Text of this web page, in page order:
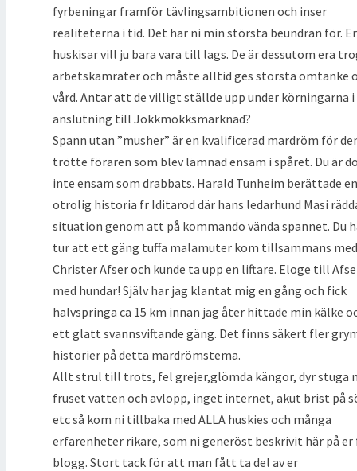
fyrbeningar framför tävlingsambitionen och inser
realiteterna i tid. Det har ni min största beundran för.
huskisar vill ju bara vara till lags. De är dessutom era
arbetskamrater och måste alltid ges största omtanke
vård. Antar att de villigt ställde upp under körningarna i
anslutning till Jokkmokksmarknad?
Spann utan ”musher” är en kvalificerad mardröm för
trötte föraren som blev lämnad ensam i spåret. Du är
inte ensam som drabbats. Harald Tunheim berättade en
otrolig historia fr Iditarod där hans ledarhund Masi
situation genom att på kommando vända spannet. Du
tur att ett gäng tuffa malamuter kom tillsammans med
Christer Afser och kunde ta upp en liftare. Eloge till
med hundar! Själv har jag klantat mig en gång och fick
halvspringa ca 15 km innan jag åter hittade min kälke
ett glatt svannsviftande gäng. Det finns säkert fler
historier på detta mardrömstema.
Allt strul till trots, fel grejer,glömda kängor, dyr stuga
fruset vatten och avlopp, inget internet, akut brist på
etc så kom ni tillbaka med ALLA huskies och många
erfarenheter rikare, som ni generöst beskrivit här på er
blogg. Stort tack för att man fått ta del av er